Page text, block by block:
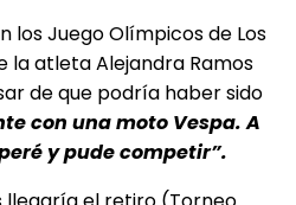
los Juego Olímpicos de Los
la atleta Alejandra Ramos
de que podría haber sido
con una moto Vespa. A
y pude competir”.